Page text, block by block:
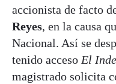
accionista de facto
Reyes, en la causa
Nacional. Así se
tenido acceso El
magistrado solicita